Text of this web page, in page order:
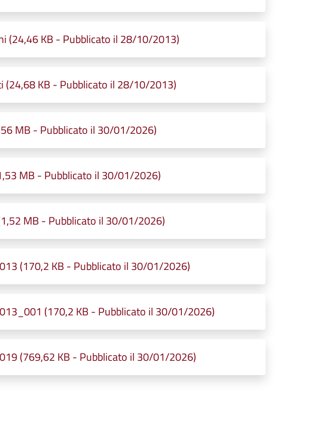
(24,46 KB - Pubblicato il 28/10/2013)
(24,68 KB - Pubblicato il 28/10/2013)
MB - Pubblicato il 30/01/2026)
MB - Pubblicato il 30/01/2026)
MB - Pubblicato il 30/01/2026)
(170,2 KB - Pubblicato il 30/01/2026)
(170,2 KB - Pubblicato il 30/01/2026)
(769,62 KB - Pubblicato il 30/01/2026)